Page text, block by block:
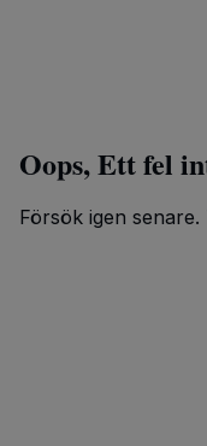
Oops, Ett fel
Försök igen senare.